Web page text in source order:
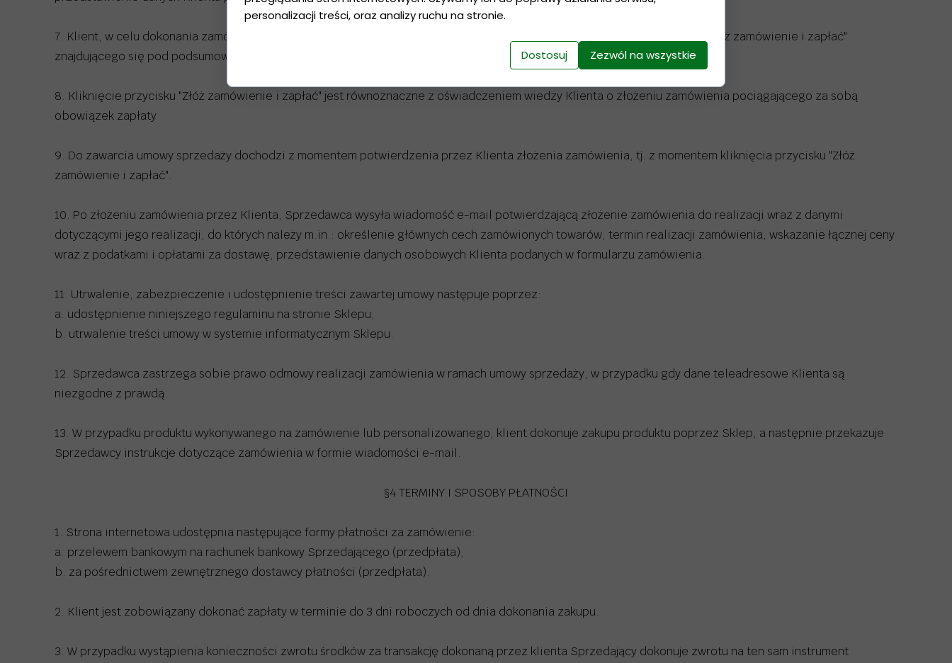
7. Klient, w celu dokonania zamówienia, jest obowiązany potwierdzić złożenie zamówienia poprzez kliknięcie przycisku "Złóż zamówienie i zapłać"
znajdującego się pod podsumowaniem zamówienia.
8. Kliknięcie przycisku "Złóż zamówienie i zapłać" jest równoznaczne z oświadczeniem wiedzy Klienta o złożeniu zamówienia pociągającego za sobą
obowiązek zapłaty
9. Do zawarcia umowy sprzedaży dochodzi z momentem potwierdzenia przez Klienta złożenia zamówienia, tj. z momentem kliknięcia przycisku "Złóż
zamówienie i zapłać".
10. Po złożeniu zamówienia przez Klienta, Sprzedawca wysyła wiadomość e-mail potwierdzającą złożenie zamówienia do realizacji wraz z danymi
dotyczącymi jego realizacji, do których należy m.in.: określenie głównych cech zamówionych towarów, termin realizacji zamówienia, wskazanie łącznej ceny
wraz z podatkami i opłatami za dostawę, przedstawienie danych osobowych Klienta podanych w formularzu zamówienia.
11. Utrwalenie, zabezpieczenie i udostępnienie treści zawartej umowy następuje poprzez:
a. udostępnienie niniejszego regulaminu na stronie Sklepu,
b. utrwalenie treści umowy w systemie informatycznym Sklepu.
12. Sprzedawca zastrzega sobie prawo odmowy realizacji zamówienia w ramach umowy sprzedaży, w przypadku gdy dane teleadresowe Klienta są
niezgodne z prawdą.
13. W przypadku produktu wykonywanego na zamówienie lub personalizowanego, klient dokonuje zakupu produktu poprzez Sklep, a następnie przekazuje
Sprzedawcy instrukcje dotyczące zamówienia w formie wiadomości e-mail.
§4 TERMINY I SPOSOBY PŁATNOŚCI
1. Strona internetowa udostępnia następujące formy płatności za zamówienie:
a. przelewem bankowym na rachunek bankowy Sprzedającego (przedpłata),
b. za pośrednictwem zewnętrznego dostawcy płatności (przedpłata).
2. Klient jest zobowiązany dokonać zapłaty w terminie do 3 dni roboczych od dnia dokonania zakupu.
3. W przypadku wystąpienia konieczności zwrotu środków za transakcję dokonaną przez klienta Sprzedający dokonuje zwrotu na ten sam instrument
personalizacji treści, oraz analizy ruchu na stronie.
Dostosuj Zezwól na wszystkie